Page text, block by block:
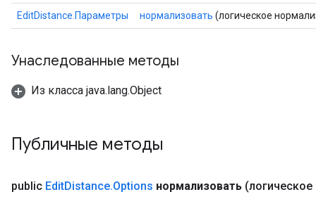
EditDistance.Параметры нормализовать (логическое
Унаследованные методы
Из класса java.lang.Object
Публичные методы
public EditDistance.Options нормализовать